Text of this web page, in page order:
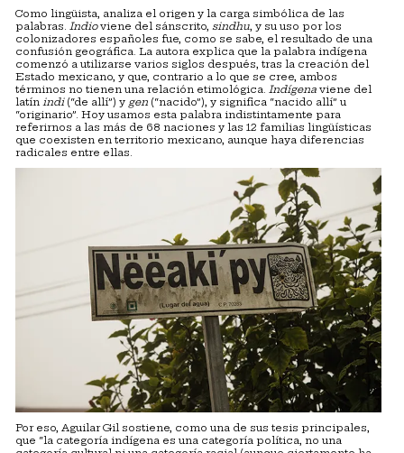
Como lingüista, analiza el origen y la carga simbólica de las
palabras. Indioviene del sánscrito, sindhu, y su uso por los
colonizadores españoles fue, como se sabe, el resultado de una
confusión geográfica. La autora explica que la palabra indígena
comenzó a utilizarse varios siglos después, tras la creación del
Estado mexicano, y que, contrario a lo que se cree, ambos
términos no tienen una relación etimológica. Indígena viene del
latín indi(“de allí”) y gen (“nacido”), y significa “nacido allí” u
“originario”. Hoy usamos esta palabra indistintamente para
referirnos a las más de 68 naciones y las 12 familias lingüísticas
que coexisten en territorio mexicano, aunque haya diferencias
radicales entre ellas.
Por eso, Aguilar Gil sostiene, como una de sus tesis principales,
que “la categoría indígena es una categoría política, no una